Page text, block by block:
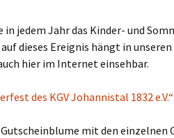
in jedem Jahr das Kinder- und
dieses Ereignis hängt in
hier im Internet einsehbar.
des KGV Johannistal 1832 e.V.“
mit den einzelnen